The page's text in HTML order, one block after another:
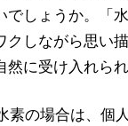
でしょうか。「
クしながら思い
に受け入れら
素の場合は、個